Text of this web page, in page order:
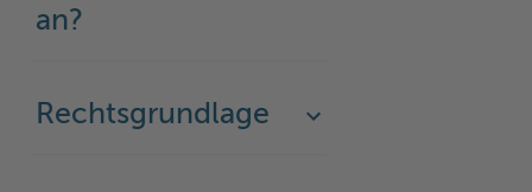
an?
Rechtsgrundlage